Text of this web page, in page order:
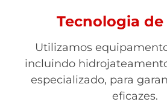
Tecnologia
Utilizamos
incluindo
especializado, para
eficazes.